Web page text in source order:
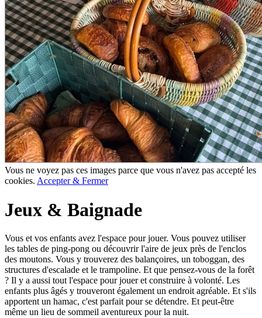
Vous ne voyez pas ces images parce que vous n'avez pas accepté les
cookies. Accepter & Fermer
Jeux & Baignade
Vous et vos enfants avez l'espace pour jouer. Vous pouvez utiliser
les tables de ping-pong ou découvrir l'aire de jeux près de l'enclos
des moutons. Vous y trouverez des balançoires, un toboggan, des
structures d'escalade et le trampoline. Et que pensez-vous de la forêt
? Il y a aussi tout l'espace pour jouer et construire à volonté. Les
enfants plus âgés y trouveront également un endroit agréable. Et s'ils
apportent un hamac, c'est parfait pour se détendre. Et peut-être
même un lieu de sommeil aventureux pour la nuit.